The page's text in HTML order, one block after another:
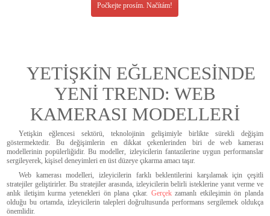
Počkejte prosím. Načítám!
YETİŞKİN EĞLENCESİNDE
YENİ TREND: WEB
KAMERASI MODELLERİ
Yetişkin eğlencesi sektörü, teknolojinin gelişimiyle birlikte sürekli değişim
göstermektedir. Bu değişimlerin en dikkat çekenlerinden biri de web kamerası
modellerinin popülerliğidir. Bu modeller, izleyicilerin fantazilerine uygun performanslar
sergileyerek, kişisel deneyimleri en üst düzeye çıkarma amacı taşır.
Web kamerası modelleri, izleyicilerin farklı beklentilerini karşılamak için çeşitli
stratejiler geliştirirler. Bu stratejiler arasında, izleyicilerin belirli isteklerine yanıt verme ve
anlık iletişim kurma yetenekleri ön plana çıkar. Gerçekzamanlı etkileşimin ön planda
olduğu bu ortamda, izleyicilerin talepleri doğrultusunda performans sergilemek oldukça
önemlidir.